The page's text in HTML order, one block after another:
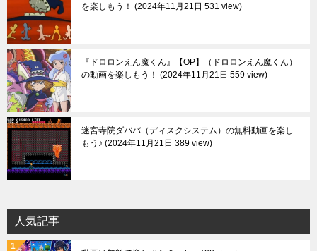
を楽しもう！
2024年11月21日 531 view
『ドロロンえん魔くん』【OP】（ドロロンえん魔くん）
の動画を楽しもう！
2024年11月21日 559 view
迷宮寺院ダババ（ディスクシステム）の無料動画を楽し
もう♪ 2024年11月21日 389 view
人気記事